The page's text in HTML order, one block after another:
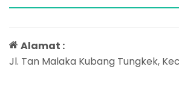
Alamat :
Jl. Tan Malaka Kubang Tungkek,